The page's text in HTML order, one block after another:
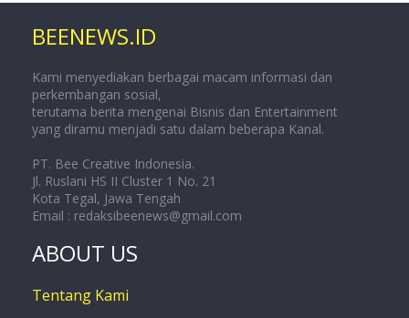
BEENEWS.ID
Kami menyediakan berbagai macam informasi dan
perkembangan sosial,
terutama berita mengenai Bisnis dan Entertainment
yang diramu menjadi satu dalam beberapa Kanal.
PT. Bee Creative Indonesia.
Jl. Ruslani HS II Cluster 1 No. 21
Kota Tegal, Jawa Tengah
Email : redaksibeenews@gmail.com
ABOUT US
Tentang Kami